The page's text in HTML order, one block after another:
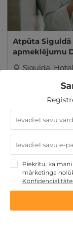
Atpūta Siguldā
apmeklējumu
Sigulda,
140€
Atpūta Lieldienu
Romantiska
diviem
Atpūta
Nekādas
Piekrītu, ka
mārketinga